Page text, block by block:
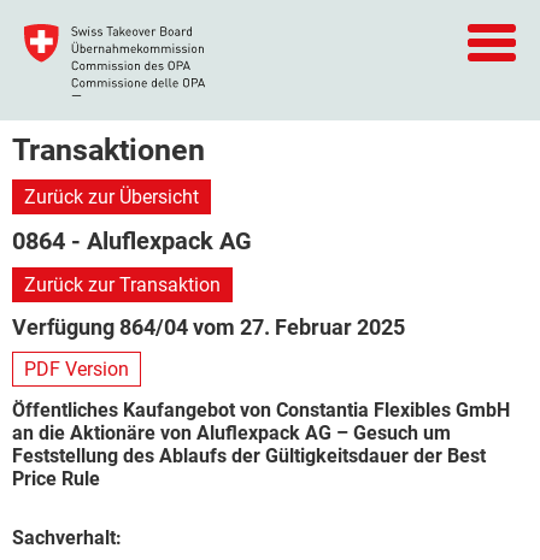
Transaktionen
Zurück zur Übersicht
0864 - Aluflexpack AG
Zurück zur Transaktion
Verfügung 864/04 vom 27. Februar 2025
PDF Version
Öffentliches Kaufangebot von Constantia Flexibles GmbH
an die Aktionäre von Aluflexpack AG – Gesuch um
Feststellung des Ablaufs der Gültigkeitsdauer der Best
Price Rule
Sachverhalt: